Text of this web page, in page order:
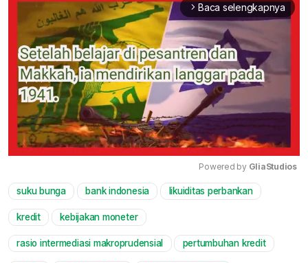
arrow_forward_ios Baca selengkapnya
Mute
Powered by GliaStudios
suku bunga bank indonesia likuiditas perbankan
kredit kebijakan moneter
rasio intermediasi makroprudensial pertumbuhan kredit